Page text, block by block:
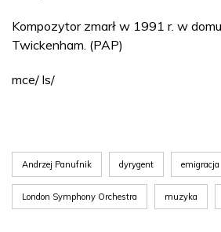
Kompozytor zmarł w 1991 r. w
Twickenham. (PAP)
mce/ ls/
Andrzej Panufnik dyrygent emigracja
London Symphony Orchestra muzyka